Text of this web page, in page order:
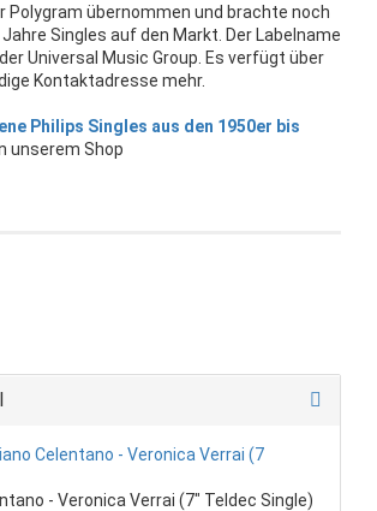
Polygram übernommen und brachte noch
Singles auf den Markt. Der Labelname
Universal Music Group. Es verfügt über
Kontaktadresse mehr.
Philips Singles aus den 1950er bis
unserem Shop
- Veronica Verrai (7" Teldec Single)